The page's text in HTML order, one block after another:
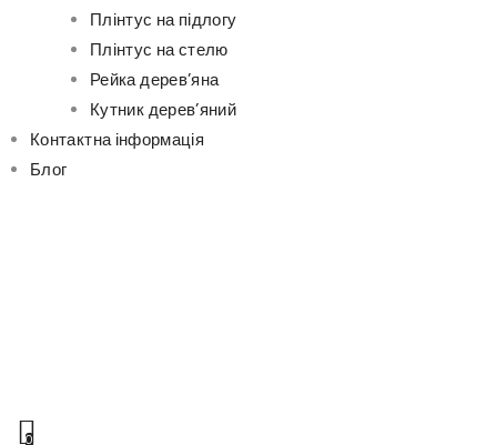
Плінтус на підлогу
Плінтус на стелю
Рейка дерев’яна
Кутник дерев’яний
Контактна інформація
Блог
0